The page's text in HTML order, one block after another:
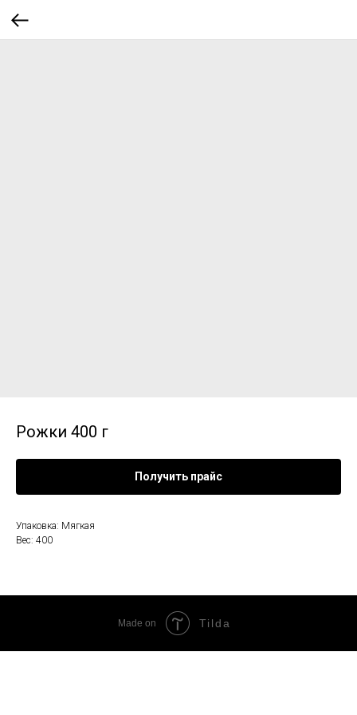
Рожки 400 г
Получить прайс
Упаковка: Мягкая
Вес: 400
Made on Tilda